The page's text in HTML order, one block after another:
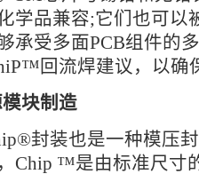
学品兼容;它们也可以
承受多面PCB组件的
回流焊建议，以确
块制造
封装也是一种模压
Chip ™是由标准尺寸